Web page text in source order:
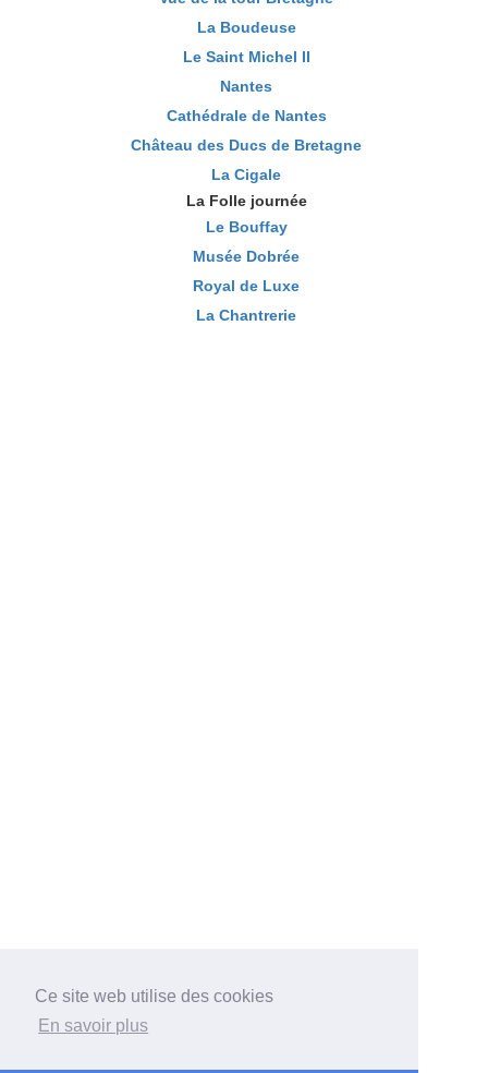
Ce site web utilise des cookies
En savoir plus
La Boudeuse
Le Saint Michel II
Nantes
Cathédrale de Nantes
Château des Ducs de Bretagne
La Cigale
La Folle journée
Le Bouffay
Musée Dobrée
Royal de Luxe
La Chantrerie